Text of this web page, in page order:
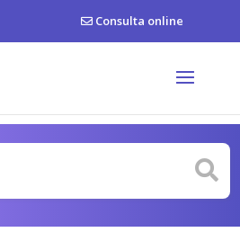
Consulta online